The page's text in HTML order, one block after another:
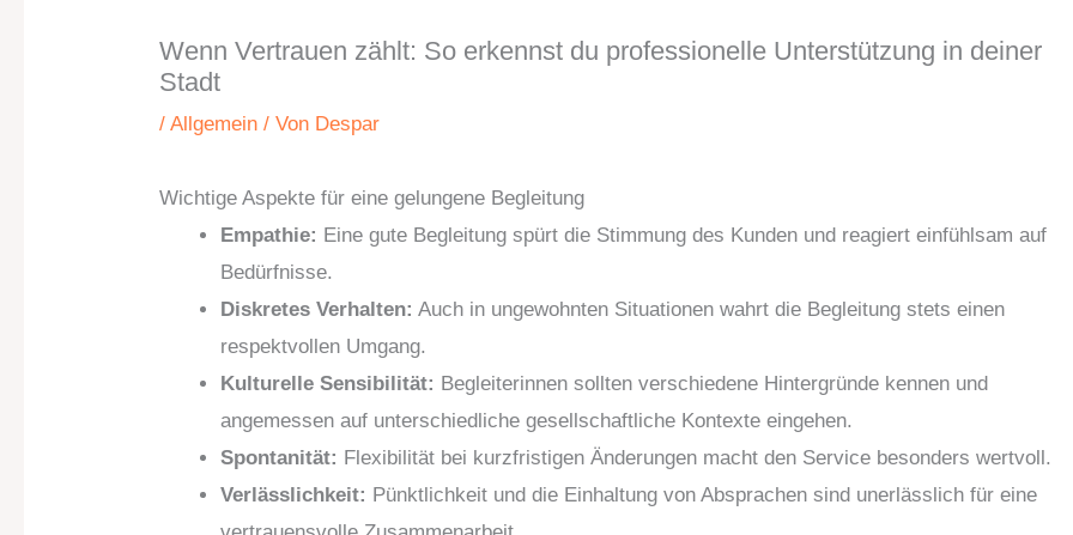
Wenn Vertrauen zählt: So erkennst du professionelle Unterstützung in deiner
Stadt
/Allgemein / Von Despar
Wichtige Aspekte für eine gelungene Begleitung
Empathie: Eine gute Begleitung spürt die Stimmung des Kunden und reagiert einfühlsam auf
Bedürfnisse.
Diskretes Verhalten: Auch in ungewohnten Situationen wahrt die Begleitung stets einen
respektvollen Umgang.
Kulturelle Sensibilität: Begleiterinnen sollten verschiedene Hintergründe kennen und
angemessen auf unterschiedliche gesellschaftliche Kontexte eingehen.
Spontanität: Flexibilität bei kurzfristigen Änderungen macht den Service besonders wertvoll.
Verlässlichkeit: Pünktlichkeit und die Einhaltung von Absprachen sind unerlässlich für eine